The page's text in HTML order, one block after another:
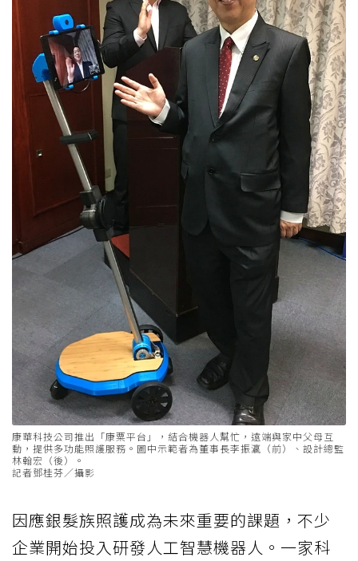
康華科技公司推出「康粟平台」，結合機器人幫忙，遠端與家中父母互
動，提供多功能照護服務。圖中示範者為董事長李振瀛（前）、設計總監
林翰宏（後）。
記者鄧桂芬／攝影
因應銀髮族照護成為未來重要的課題，不少
企業開始投入研發人工智慧機器人。一家科